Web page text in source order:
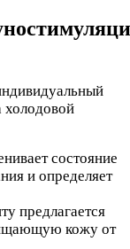
холодовой
состояние
и определяет
предлагается
кожу от